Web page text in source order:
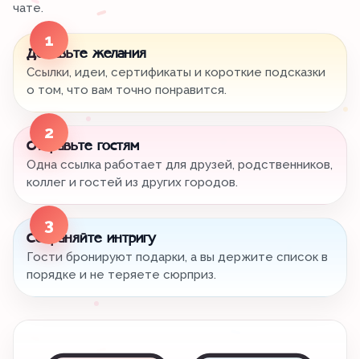
чате.
1
Добавьте желания
Ссылки, идеи, сертификаты и короткие подсказки
о том, что вам точно понравится.
2
Отправьте гостям
Одна ссылка работает для друзей, родственников,
коллег и гостей из других городов.
3
Сохраняйте интригу
Гости бронируют подарки, а вы держите список в
порядке и не теряете сюрприз.